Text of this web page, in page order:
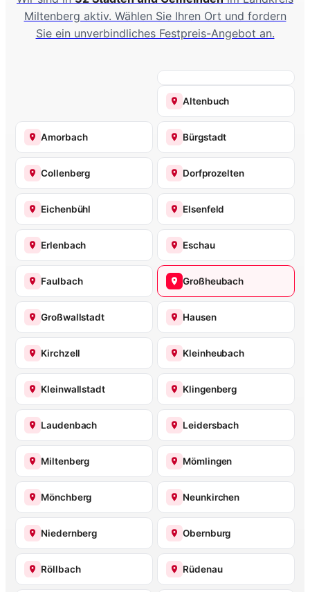
Miltenberg aktiv. Wählen Sie Ihren Ort und fordern
Sie ein unverbindliches Festpreis-Angebot an.
Altenbuch
Amorbach Bürgstadt
Collenberg Dorfprozelten
Eichenbühl Elsenfeld
Erlenbach Eschau
Faulbach Großheubach
Großwallstadt Hausen
Kirchzell Kleinheubach
Kleinwallstadt Klingenberg
Laudenbach Leidersbach
Miltenberg Mömlingen
Mönchberg Neunkirchen
Niedernberg Obernburg
Röllbach Rüdenau